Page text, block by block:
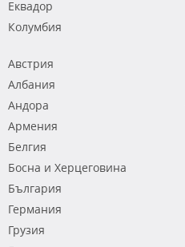
Еквадор
Колумбия
Австрия
Албания
Андора
Армения
Белгия
Босна и Херцеговина
България
Германия
Грузия